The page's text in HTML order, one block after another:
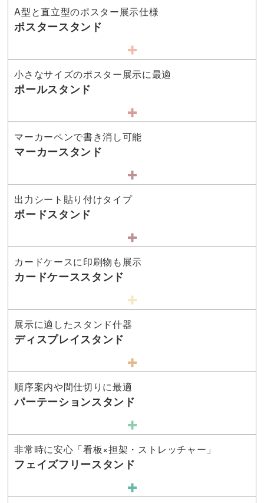
A型と直立型のポスター展示仕様
ポスタースタンド
小さなサイズのポスター展示に最適
ポールスタンド
マーカーペンで書き消し可能
マーカースタンド
出力シート貼り付けタイプ
ボードスタンド
カードケースに印刷物も展示
カードケーススタンド
展示に適したスタンド什器
ディスプレイスタンド
順序案内や間仕切りに最適
パーテーションスタンド
非常時に安心「看板×担架・ストレッチャー」
フェイズフリースタンド